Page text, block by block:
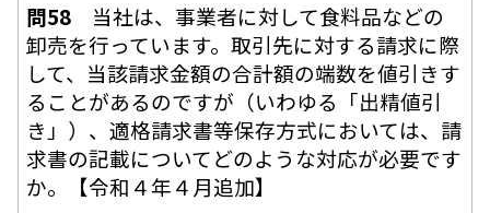
問58 当社は、事業者に対して食料品などの
卸売を行っています。取引先に対する請求に際
して、当該請求金額の合計額の端数を値引きす
ることがあるのですが（いわゆる「出精値引
き」）、適格請求書等保存方式においては、請
求書の記載についてどのような対応が必要です
か。【令和４年４月追加】